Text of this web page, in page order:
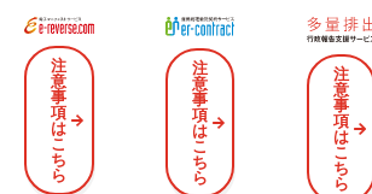
さよなら、紙マニフェスト
「産廃管理業務をとことんラク
にする」 クラウドサービスで
す。
サービスサイトを見る
建設現場
建設現場に
をサポート
サービ
注
意
事
項
は
こ
ち
ら
注
意
事
項
は
こ
ち
ら
注
意
事
項
は
こ
ち
ら